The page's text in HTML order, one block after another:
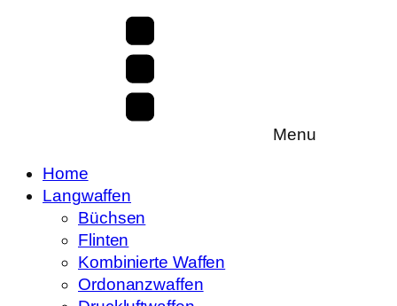
Menu
Home
Langwaffen
Büchsen
Flinten
Kombinierte Waffen
Ordonanzwaffen